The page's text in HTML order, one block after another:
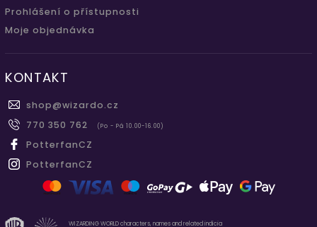
Prohlášení o přístupnosti
Moje objednávka
KONTAKT
shop@wizardo.cz
770 350 762
(Po - Pá 10.00-16.00)
PotterfanCZ
PotterfanCZ
WIZARDING WORLD characters, names and related indicia